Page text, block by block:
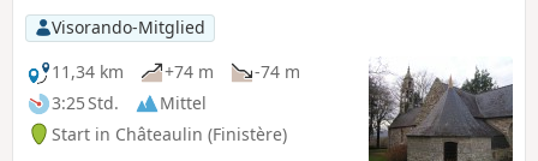
Visorando-Mitglied
11,34 km
+74 m
-74 m
3:25 Std.
Mittel
Start in Châteaulin (Finistère)